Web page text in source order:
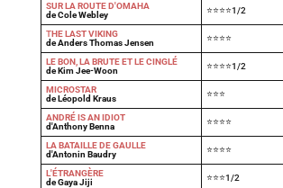
SUR LA ROUTE D'OMAHA
de Cole Webley
⭐⭐⭐⭐1/2
THE LAST VIKING
de Anders Thomas Jensen
⭐⭐⭐⭐
LE BON, LA BRUTE ET LE CINGLÉ
de Kim Jee-Woon
⭐⭐⭐⭐1/2
MICROSTAR
de Léopold Kraus
⭐⭐⭐
ANDRÉ IS AN IDIOT
d'Anthony Benna
⭐⭐⭐⭐
LA BATAILLE DE GAULLE
d'Antonin Baudry
⭐⭐⭐⭐
L'ÉTRANGÈRE
de Gaya Jiji
⭐⭐⭐1/2